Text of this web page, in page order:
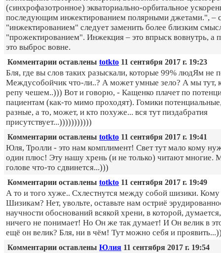
(синхрофазотронное) экваториально-орбитальное
последующим инжектированием полярными джетами.", –
"инжектированием" следует заменить более близким
"прожектированием". Инжекция – это впрыск вовнутрь, а
это выброс вовне.
Комментарии оставлены totkto 11 сентября 2017 г. 19:23
Бля, где вы слов таких разыскали, которые 99% людЯм не
Междусобойчик что-ли..? А может умные зело? А мы тут,
репу чешем..))) Вот и говорю, - Кащенко плачет по
пациентам (как-то мимо проходят). Гомики
разные, а то, может, и кто похуже... вся тут пиздабратия
присутствует...)))))))))))
Комментарии оставлены totkto 11 сентября 2017 г. 19:41
Юля, Тролли - это нам комплимент! Свет тут мало кому
один плюс! Эту нашу хрень (и не только) читают многие.
голове что-то сдвинется...)))
Комментарии оставлены totkto 11 сентября 2017 г. 19:49
А то и того хуже.. Схлестнутся между собой шизики.
Шизикам? Нет, увольте, оставьте нам остриё
научности обоснований всякой хрени, в которой,
ничего не понимает! Но Он же так думает! И Он велик в
ещё он велик? Бля, ни в чём! Тут можно себя и
Комментарии оставлены Юлия 11 сентября 2017 г. 19:54